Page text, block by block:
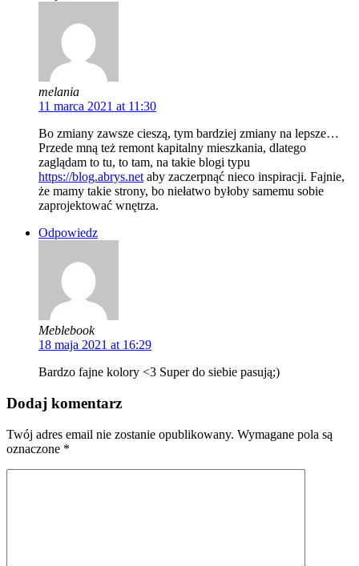
melania
11 marca 2021 at 11:30
Bo zmiany zawsze cieszą, tym bardziej zmiany na lepsze…
Przede mną też remont kapitalny mieszkania, dlatego
zaglądam to tu, to tam, na takie blogi typu
https://blog.abrys.net aby zaczerpnąć nieco inspiracji. Fajnie,
że mamy takie strony, bo niełatwo byłoby samemu sobie
zaprojektować wnętrza.
Odpowiedz
Meblebook
18 maja 2021 at 16:29
Bardzo fajne kolory <3 Super do siebie pasują;)
Dodaj komentarz
Twój adres email nie zostanie opublikowany. Wymagane pola są
oznaczone *